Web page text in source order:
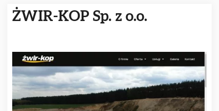
ŻWIR-KOP Sp. z o.o.